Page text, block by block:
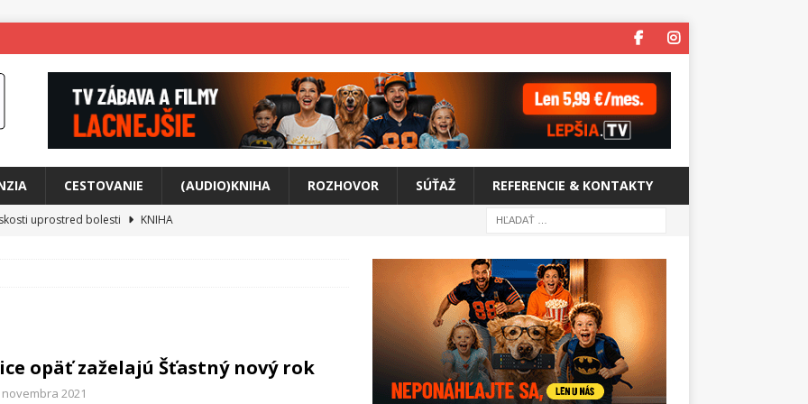
CESTOVANIE (AUDIO)KNIHA ROZHOVOR SÚŤAŽ REFERENCIE & KONTAKTY
uprostred bolesti
KNIHA
Anity Soul
cestou na Monte Mabu
HUDBA
opäť zaželajú Šťastný nový rok
novembra 2021